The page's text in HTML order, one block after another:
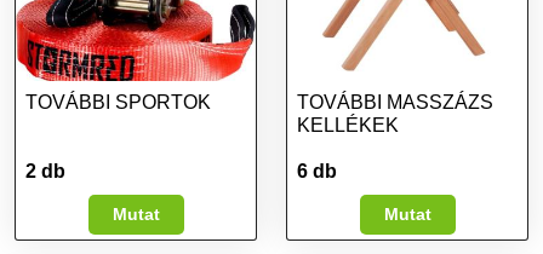
TOVÁBBI SPORTOK
2 db
Mutat
TOVÁBBI MASSZÁZS
KELLÉKEK
6 db
Mutat